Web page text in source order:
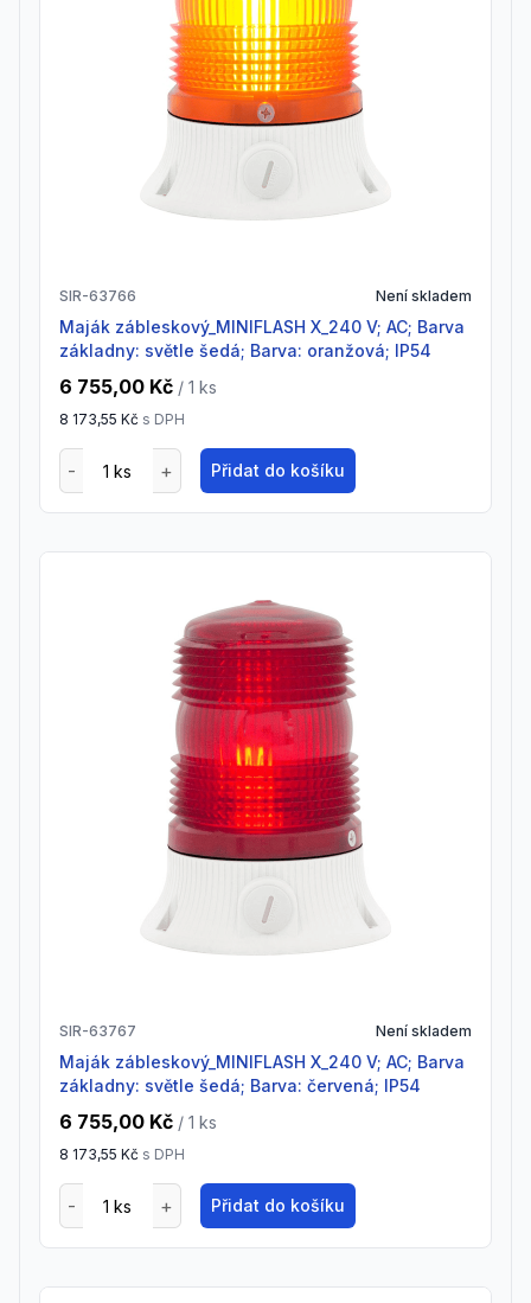
SIR-63766 Není skladem
Maják zábleskový_MINIFLASH X_240 V; AC; Barva
základny: světle šedá; Barva: oranžová; IP54
6 755,00 Kč / 1 ks
8 173,55 Kč s DPH
Přidat do košíku
SIR-63767 Není skladem
Maják zábleskový_MINIFLASH X_240 V; AC; Barva
základny: světle šedá; Barva: červená; IP54
6 755,00 Kč / 1 ks
8 173,55 Kč s DPH
Přidat do košíku